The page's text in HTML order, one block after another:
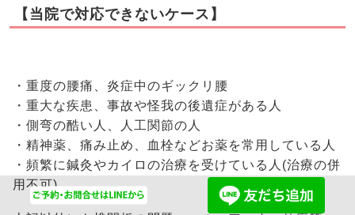
【当院で対応できないケース】
・重度の腰痛、炎症中のギックリ腰
・重大な疾患、事故や怪我の後遺症がある人
・側弯の酷い人、人工関節の人
・精神薬、痛み止め、血栓などお薬を常用している人
・頻繁に鍼灸やカイロの治療を受けている人(治療の併
用不可)